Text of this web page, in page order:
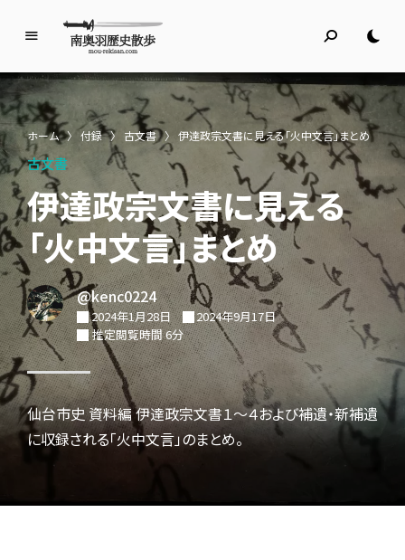
奥
羽
歴
史
散
歩
名所旧跡と館めぐり
ホーム 〉 付録 〉 古文書 〉 伊達政宗文書に見える「火中文言」まとめ
古文書
伊達政宗文書に見える
「火中文言」まとめ
@kenc0224
2024年1月28日
2024年9月17日
推定閲覧時間 6分
仙台市史 資料編 伊達政宗文書１〜４および補遺・新補遺
に収録される「火中文言」のまとめ。